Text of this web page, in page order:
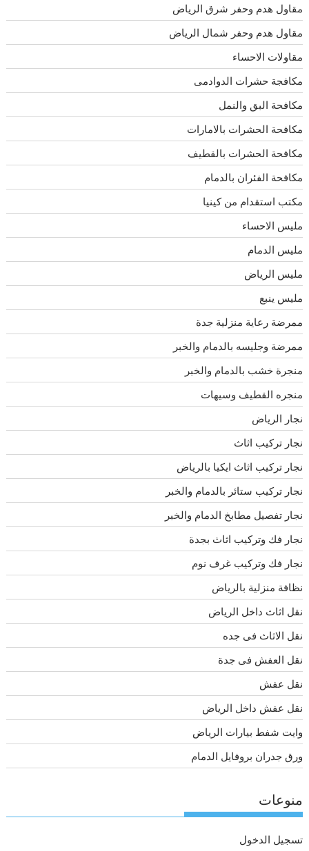
مقاول هدم وحفر شرق الرياض
مقاول هدم وحفر شمال الرياض
مقاولات الاحساء
مكافجة حشرات الدوادمى
مكافحة البق والنمل
مكافحة الحشرات بالامارات
مكافحة الحشرات بالقطيف
مكافحة الفئران بالدمام
مكتب استقدام من كينيا
مليس الاحساء
مليس الدمام
مليس الرياض
مليس ينبع
ممرضة رعاية منزلية جدة
ممرضة وجليسه بالدمام والخبر
منجرة خشب بالدمام والخبر
منجره القطيف وسيهات
نجار الرياض
نجار تركيب اثاث
نجار تركيب اثاث ايكيا بالرياض
نجار تركيب ستائر بالدمام والخبر
نجار تفصيل مطابخ الدمام والخبر
نجار فك وتركيب اثاث بجدة
نجار فك وتركيب غرف نوم
نظافة منزلية بالرياض
نقل اثاث داخل الرياض
نقل الاثاث فى جده
نقل العفش فى جدة
نقل عفش
نقل عفش داخل الرياض
وايت شفط بيارات الرياض
ورق جدران بروفايل الدمام
منوعات
تسجيل الدخول